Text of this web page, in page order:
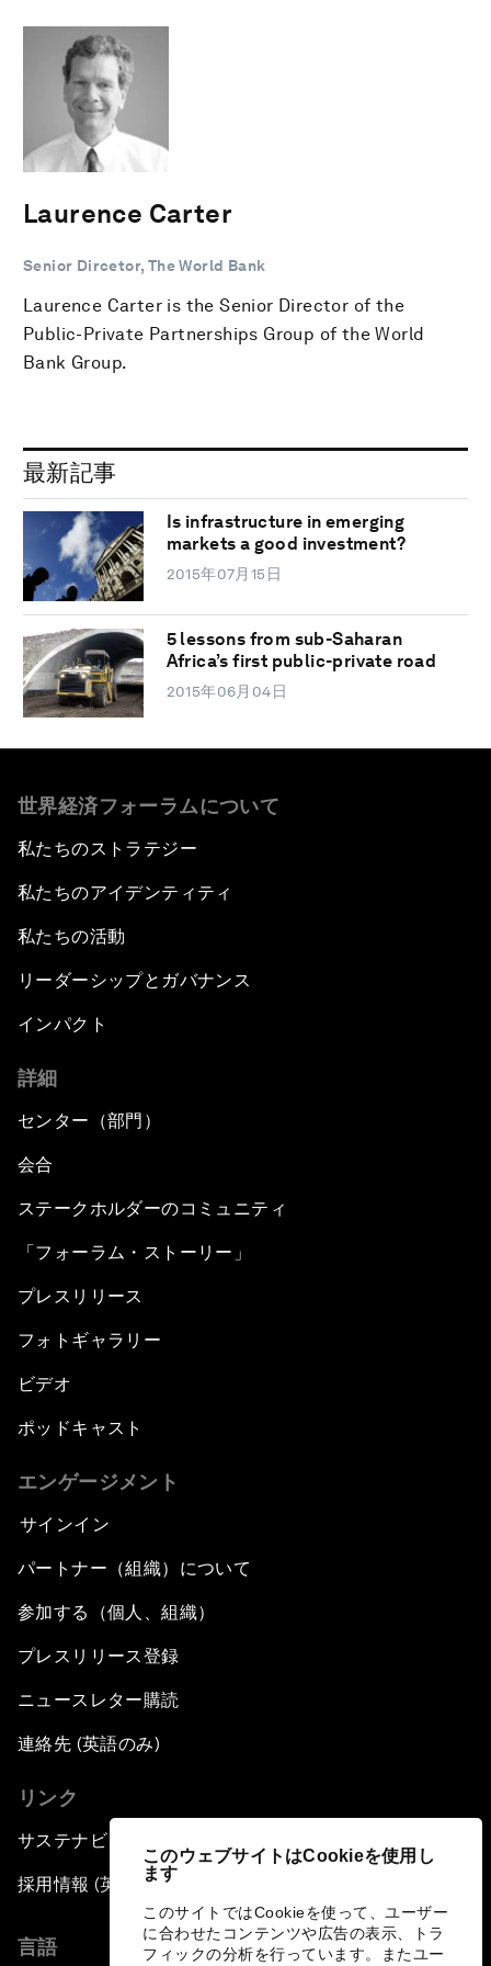
このウェブサイトはCookieを使用し
ます
このサイトではCookieを使って、ユーザー
に合わせたコンテンツや広告の表示、トラ
フィックの分析を行っています。またユー
Laurence Carter
Senior Dircetor, The World Bank
Laurence Carter is the Senior Director of the
Public-Private Partnerships Group of the World
Bank Group.
最新記事
Is infrastructure in emerging
markets a good investment?
2015年07月15日
5 lessons from sub-Saharan
Africa’s first public-private road
2015年06月04日
世界経済フォーラムについて
私たちのストラテジー
私たちのアイデンティティ
私たちの活動
リーダーシップとガバナンス
インパクト
詳細
センター（部門）
会合
ステークホルダーのコミュニティ
「フォーラム・ストーリー」
プレスリリース
フォトギャラリー
ビデオ
ポッドキャスト
エンゲージメント
サインイン
パートナー（組織）について
参加する（個人、組織）
プレスリリース登録
ニュースレター購読
連絡先 (英語のみ)
リンク
サステナビリティへの取り組み
採用情報 (英語のみ)
言語